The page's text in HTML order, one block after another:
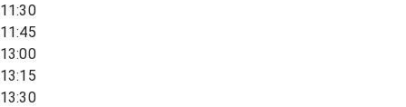
11:30
11:45
13:00
13:15
13:30